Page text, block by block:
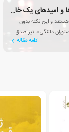
کتاب «شام در رستوران دلتنگی»: رنج ها و امیدهای یک خانواده
و این نکته بدون
دلتنگی»، نیز صدق
ادامه مقاله